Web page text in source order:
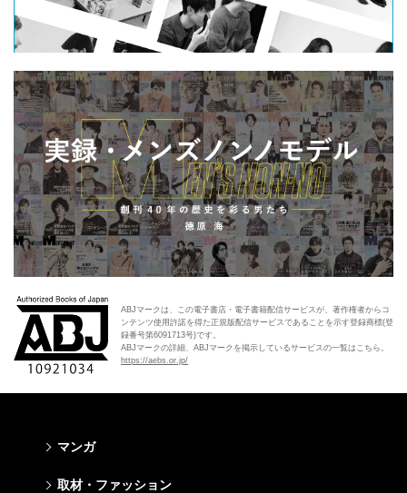
ABJマークは、この電子書店・電子書籍配信サービスが、著作権者からコ
ンテンツ使用許諾を得た正規版配信サービスであることを示す登録商標(登
録番号第6091713号)です。
ABJマークの詳細、ABJマークを掲示しているサービスの一覧はこちら。
https://aebs.or.jp/
マンガ
取材・ファッション